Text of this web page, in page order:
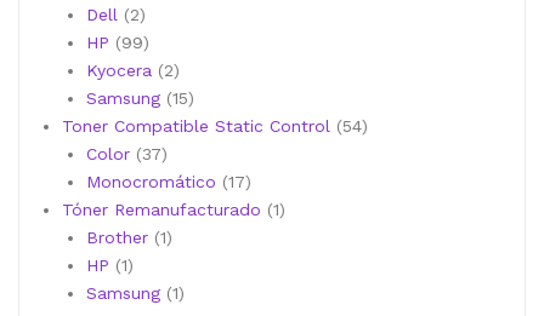
Dell 22
productos
HP 9999
productos
Kyocera 22
productos
Samsung 1515
productos
Toner Compatible Static Control 5454
Color 3737
productos
Monocromático 1717
productos
Tóner Remanufacturado 11
Brother 11
HP 11
producto
Samsung 11